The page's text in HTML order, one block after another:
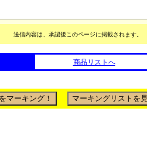
送信内容は、承認後このページに掲載されます。
商品リストへ